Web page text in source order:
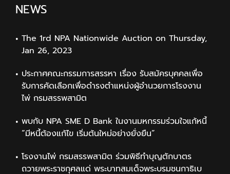
NEWS
The 1rd NPA Nationwide Auction on Thursday,
Jan 26, 2023
ประกาศคณะกรรมการสรรหา เรื่อง รับสมัครบุคคลเพื่อ
รับการคัดเลือกเพื่อดำรงตำแหน่งผู้อำนวยการโรงงาน
ไพ่ กรมสรรพสามิต
พบกับ NPA SME D Bank ในงานมหกรรมร่วมใจแก้หนี้
“มีหนี้ต้องแก้ไข เริ่มต้นใหม่อย่างยั่งยืน”
โรงงานไพ่ กรมสรรพสามิต ร่วมพิธีทำบุญตักบาตร
ถวายพระราชกุศลแด่ พระบาทสมเด็จพระบรมชนกาธิเบ